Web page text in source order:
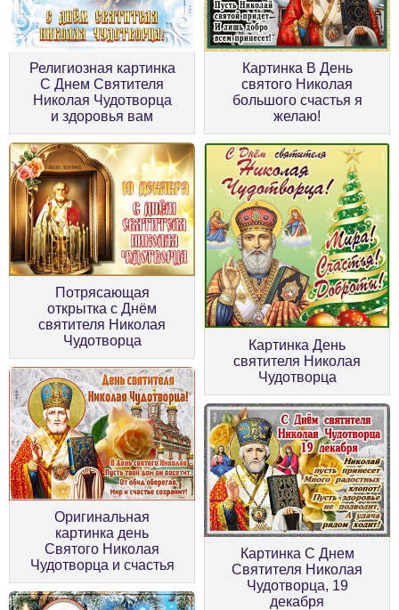
Религиозная картинка
С Днем Святителя
Николая Чудотворца
и здоровья вам
Картинка В День
святого Николая
большого счастья я
желаю!
Потрясающая
открытка с Днём
святителя Николая
Чудотворца
Картинка День
святителя Николая
Чудотворца
Оригинальная
картинка день
Святого Николая
Чудотворца и счастья
Картинка С Днем
Святителя Николая
Чудотворца, 19
декабря